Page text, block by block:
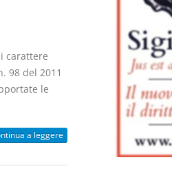
carattere
98 del 2011
le
a leggere